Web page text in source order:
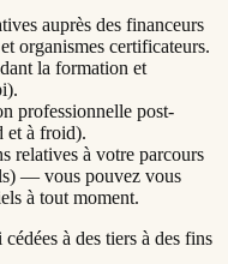
auprès des financeurs
organismes certificateurs.
la formation et
professionnelle post-
et à froid).
relatives à votre parcours
— vous pouvez vous
à tout moment.
cédées à des tiers à des fins